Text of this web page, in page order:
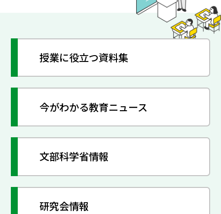
授業に役立つ資料集
今がわかる教育ニュース
文部科学省情報
研究会情報